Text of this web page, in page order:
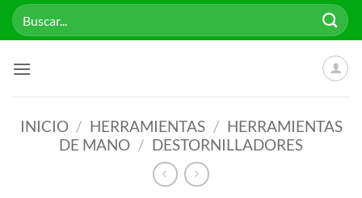
Saltar
Buscar
por:
INICIO / HERRAMIENTAS / HERRAMIENTAS
DE MANO / DESTORNILLADORES